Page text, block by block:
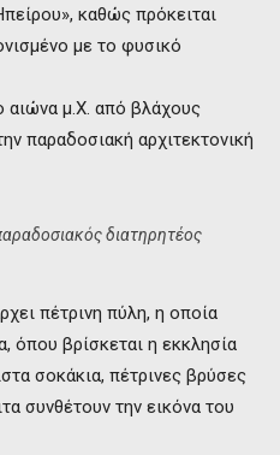
καθώς πρόκειται
με το φυσικό
αιώνα μ.Χ. από βλάχους
παραδοσιακή αρχιτεκτονική
διατηρητέος
πέτρινη πύλη, η οποία
όπου βρίσκεται η εκκλησία
σοκάκια, πέτρινες βρύσες
συνθέτουν την εικόνα του